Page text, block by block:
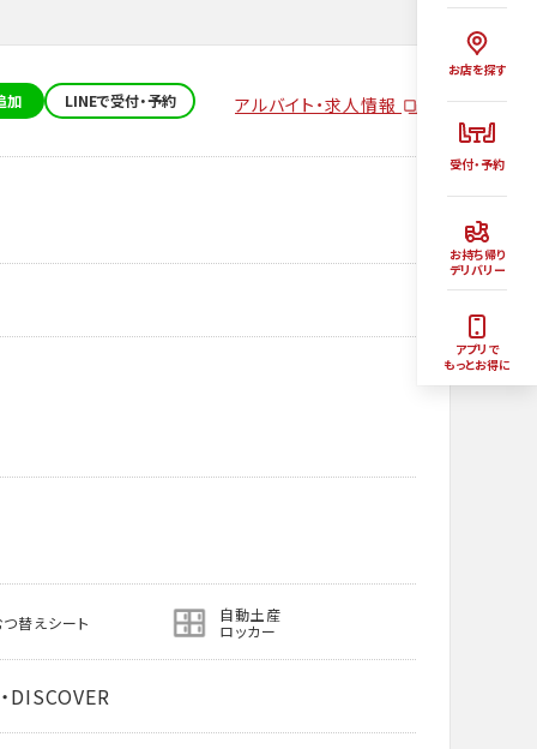
お店を探す
受付・予約
お持ち帰り
デリバリー
アプリで
もっとお得に
加 LINEで受付・予約 アルバイト・求人情報
替えシート 自動土産
ロッカー
DISCOVER